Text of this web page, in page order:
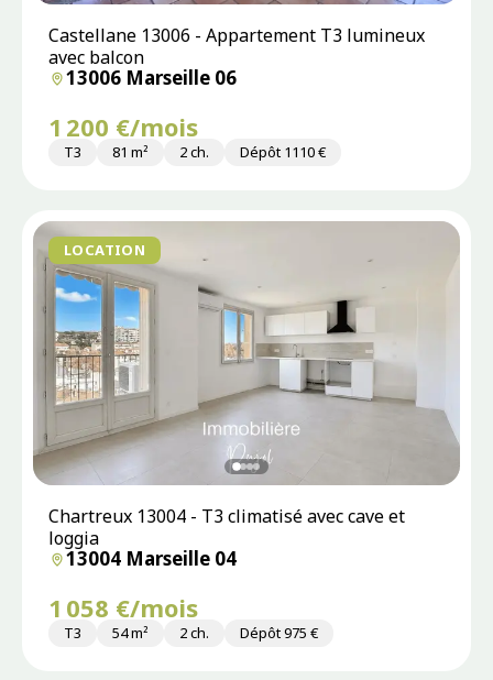
Castellane 13006 - Appartement T3 lumineux
avec balcon
13006 Marseille 06
1 200 €/mois
T3 81 m² 2 ch. Dépôt 1110 €
LOCATION
Chartreux 13004 - T3 climatisé avec cave et
loggia
13004 Marseille 04
1 058 €/mois
T3 54 m² 2 ch. Dépôt 975 €